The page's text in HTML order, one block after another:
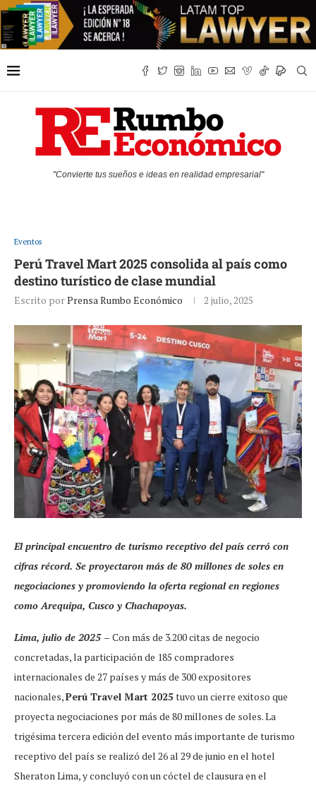
"Convierte tus sueños e ideas en realidad empresarial"
Eventos
Perú Travel Mart 2025 consolida al país como
destino turístico de clase mundial
Escrito porPrensa Rumbo Económico 2 julio, 2025
El principal encuentro de turismo receptivo del país cerró con
cifras récord. Se proyectaron más de 80 millones de soles en
negociaciones y promoviendo la oferta regional en regiones
como Arequipa, Cusco y Chachapoyas.
Lima, julio de 2025– Con más de 3.200 citas de negocio
concretadas, la participación de 185 compradores
internacionales de 27 países y más de 300 expositores
nacionales,Perú Travel Mart 2025tuvo un cierre exitoso que
proyecta negociaciones por más de 80 millones de soles. La
trigésima tercera edición del evento más importante de turismo
receptivo del país se realizó del 26 al 29 de junio en el hotel
Sheraton Lima, y concluyó con un cóctel de clausura en el